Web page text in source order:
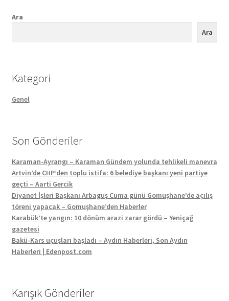
Ara
Ara
Kategori
Genel
Son Gönderiler
Karaman-Ayrangı – Karaman Gündem yolunda tehlikeli manevra
Artvin’de CHP’den toplu istifa: 6 belediye başkanı yeni partiye
geçti – Aarti Gercik
Diyanet İşleri Başkanı Arbaguş Cuma günü Gomuşhane’de açılış
töreni yapacak – Gomuşhane’den Haberler
Karabük’te yangın: 10 dönüm arazi zarar gördü – Yeniçağ
gazetesi
Bakü-Kars uçuşları başladı – Aydın Haberleri, Son Aydın
Haberleri | Edenpost.com
Karışık Gönderiler